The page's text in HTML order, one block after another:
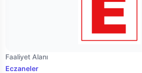
Faaliyet Alanı
Eczaneler